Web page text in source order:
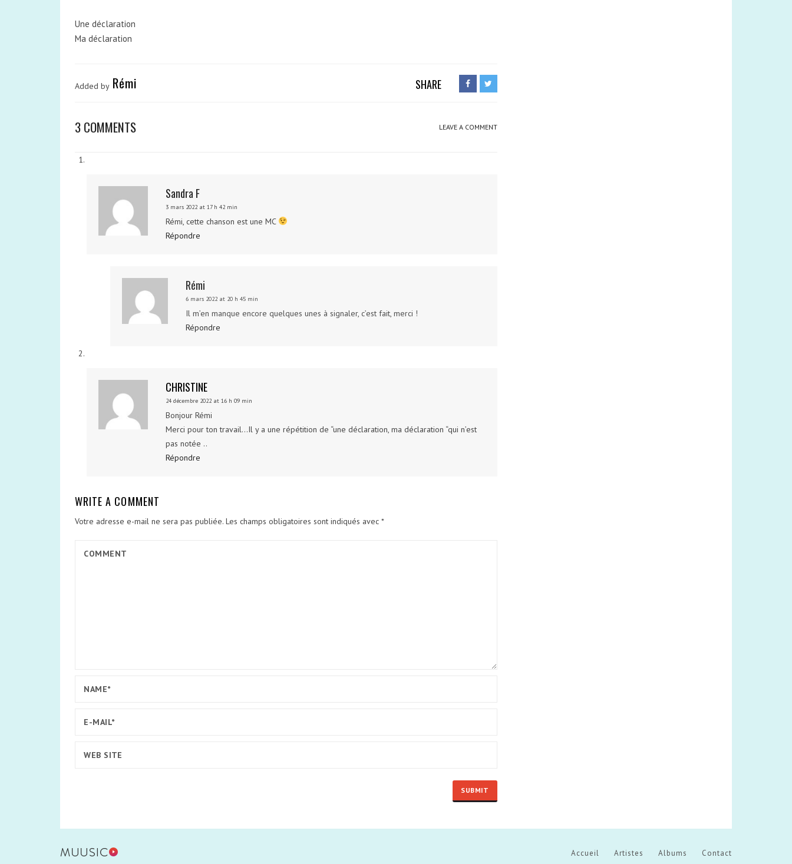
Une déclaration
Ma déclaration
Added by Rémi SHARE
3 COMMENTS LEAVE A COMMENT
Sandra F
3 mars 2022 at 17 h 42 min
Rémi, cette chanson est une MC
Répondre
Rémi
6 mars 2022 at 20 h 45 min
Il m’en manque encore quelques unes à signaler, c’est fait, merci !
Répondre
CHRISTINE
24 décembre 2022 at 16 h 09 min
Bonjour Rémi
Merci pour ton travail…Il y a une répétition de “une déclaration, ma déclaration “qui n’est
pas notée ..
Répondre
WRITE A COMMENT
Votre adresse e-mail ne sera pas publiée. Les champs obligatoires sont indiqués avec *
Accueil Artistes Albums Contact